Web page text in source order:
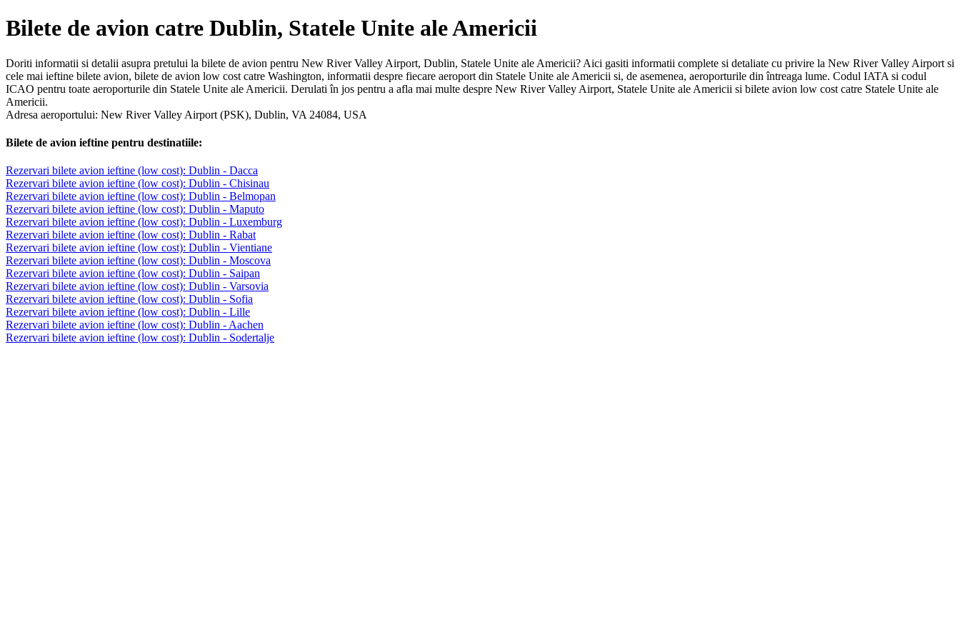
Bilete de avion catre Dublin, Statele Unite ale Americii
Doriti informatii si detalii asupra pretului la bilete de avion pentru New River Valley Airport, Dublin, Statele Unite ale Americii? Aici gasiti informatii complete si detaliate cu privire la New River Valley Airport si
cele mai ieftine bilete avion, bilete de avion low cost catre Washington, informatii despre fiecare aeroport din Statele Unite ale Americii si, de asemenea, aeroporturile din întreaga lume. Codul IATA si codul
ICAO pentru toate aeroporturile din Statele Unite ale Americii. Derulati în jos pentru a afla mai multe despre New River Valley Airport, Statele Unite ale Americii si bilete avion low cost catre Statele Unite ale
Americii.
Adresa aeroportului: New River Valley Airport (PSK), Dublin, VA 24084, USA
Bilete de avion ieftine pentru destinatiile:
Rezervari bilete avion ieftine (low cost): Dublin - Dacca
Rezervari bilete avion ieftine (low cost): Dublin - Chisinau
Rezervari bilete avion ieftine (low cost): Dublin - Belmopan
Rezervari bilete avion ieftine (low cost): Dublin - Maputo
Rezervari bilete avion ieftine (low cost): Dublin - Luxemburg
Rezervari bilete avion ieftine (low cost): Dublin - Rabat
Rezervari bilete avion ieftine (low cost): Dublin - Vientiane
Rezervari bilete avion ieftine (low cost): Dublin - Moscova
Rezervari bilete avion ieftine (low cost): Dublin - Saipan
Rezervari bilete avion ieftine (low cost): Dublin - Varsovia
Rezervari bilete avion ieftine (low cost): Dublin - Sofia
Rezervari bilete avion ieftine (low cost): Dublin - Lille
Rezervari bilete avion ieftine (low cost): Dublin - Aachen
Rezervari bilete avion ieftine (low cost): Dublin - Sodertalje